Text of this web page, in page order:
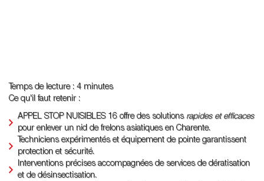
Temps de lecture : 4 minutes
Ce qu'il faut retenir :
APPEL STOP NUISIBLES 16 offre des solutions rapides et efficaces
pour enlever un nid de frelons asiatiques en Charente.
Techniciens expérimentés et équipement de pointe garantissent
protection et sécurité.
Interventions précises accompagnées de services de dératisation
et de désinsectisation.